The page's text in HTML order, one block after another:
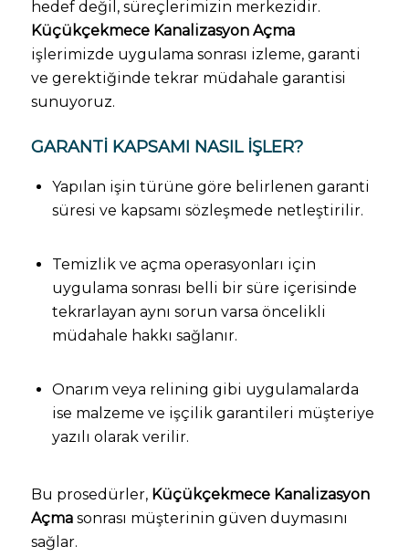
hedef değil, süreçlerimizin merkezidir.
Küçükçekmece Kanalizasyon Açma
işlerimizde uygulama sonrası izleme, garanti
ve gerektiğinde tekrar müdahale garantisi
sunuyoruz.
GARANTI KAPSAMI NASIL İŞLER?
Yapılan işin türüne göre belirlenen garanti
süresi ve kapsamı sözleşmede netleştirilir.
Temizlik ve açma operasyonları için
uygulama sonrası belli bir süre içerisinde
tekrarlayan aynı sorun varsa öncelikli
müdahale hakkı sağlanır.
Onarım veya relining gibi uygulamalarda
ise malzeme ve işçilik garantileri müşteriye
yazılı olarak verilir.
Bu prosedürler, Küçükçekmece Kanalizasyon
Açmasonrası müşterinin güven duymasını
sağlar.